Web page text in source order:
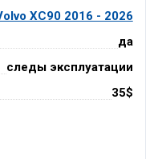
XC90 2016 - 2026
да
следы эксплуатации
35$